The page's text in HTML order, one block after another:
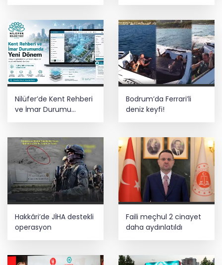
Nilüfer’de Kent Rehberi
ve İmar Durumu
Sorgulama yenilendi
Bodrum’da Ferrari’li
deniz keyfi!
Hakkâri’de JİHA destekli
operasyon
Faili meçhul 2 cinayet
daha aydınlatıldı